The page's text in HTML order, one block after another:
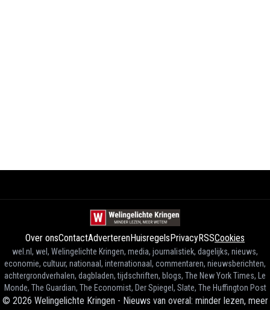
Over onsContactAdverterenHuisregelsPrivacyRSSCookies
wel.nl, wel, Welingelichte Kringen, media, journalistiek, dagelijks, nieuws,
economie, cultuur, nationaal, internationaal, commentaren, nieuwsberichten,
achtergrondverhalen, dagbladen, tijdschriften, blogs, The New York Times, Le
Monde, The Guardian, The Economist, Der Spiegel, Slate, The Huffington Post
© 2026 Welingelichte Kringen - Nieuws van overal: minder lezen, meer